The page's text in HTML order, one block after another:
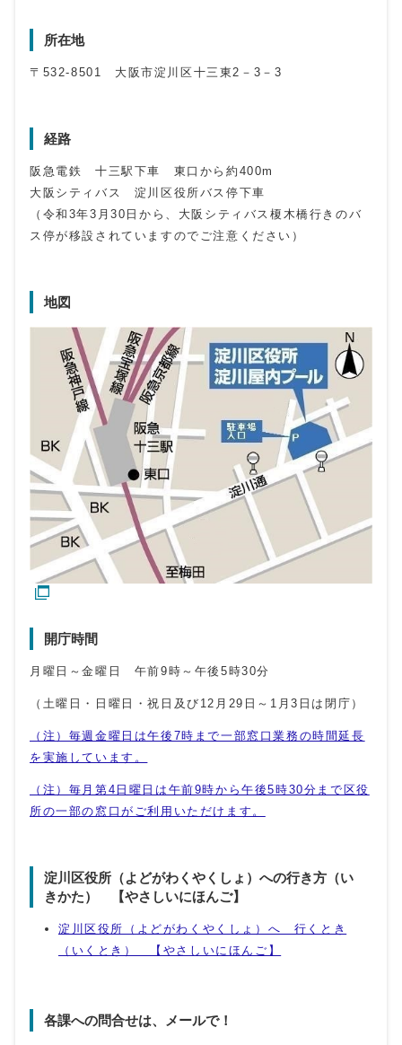
所在地
〒532-8501 大阪市淀川区十三東2－3－3
経路
阪急電鉄 十三駅下車 東口から約400m
大阪シティバス 淀川区役所バス停下車
（令和3年3月30日から、大阪シティバス榎木橋行きのバ
ス停が移設されていますのでご注意ください）
地図
開庁時間
月曜日～金曜日 午前9時～午後5時30分
（土曜日・日曜日・祝日及び12月29日～1月3日は閉庁）
（注）毎週金曜日は午後7時まで一部窓口業務の時間延長
を実施しています。
（注）毎月第4日曜日は午前9時から午後5時30分まで区役
所の一部の窓口がご利用いただけます。
淀川区役所（よどがわくやくしょ）への行き方（い
きかた） 【やさしいにほんご】
淀川区役所（よどがわくやくしょ）へ 行くとき
（いくとき） 【やさしいにほんご】
各課への問合せは、メールで！